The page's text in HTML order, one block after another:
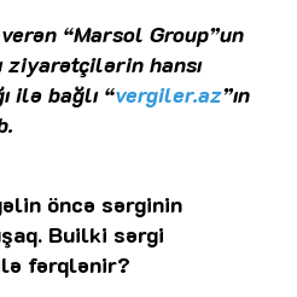
“Marsol Group”un
ziyarətçilərin hansı
ilə bağlı “vergiler.az”ın
öncə sərginin
Builki sərgi
fərqlənir?